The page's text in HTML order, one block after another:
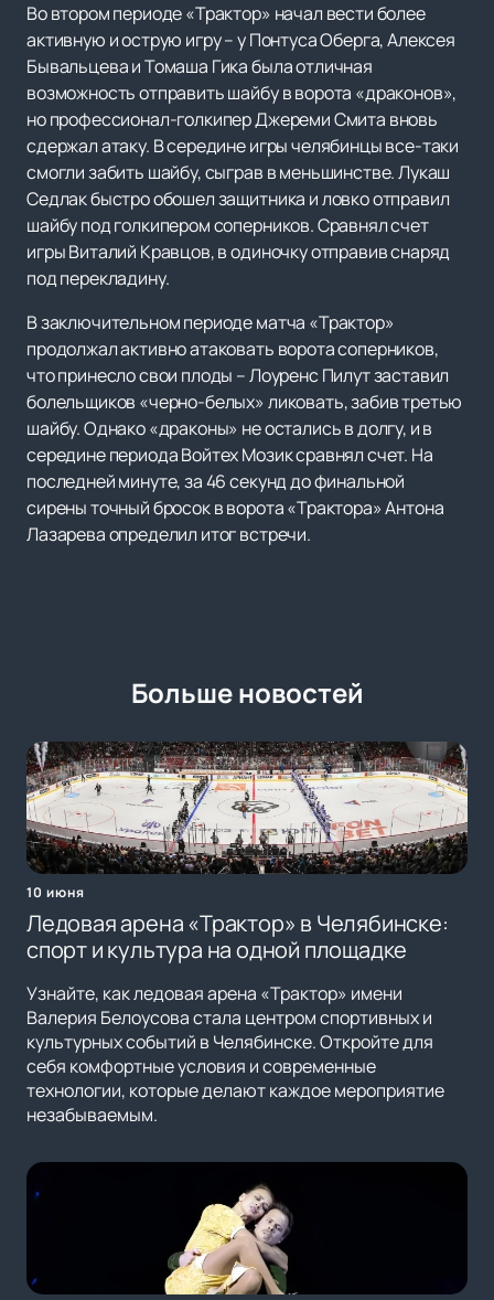
Во втором периоде «Трактор» начал вести более
активную и острую игру – у Понтуса Оберга, Алексея
Бывальцева и Томаша Гика была отличная
возможность отправить шайбу в ворота «драконов»,
но профессионал-голкипер Джереми Смита вновь
сдержал атаку. В середине игры челябинцы все-таки
смогли забить шайбу, сыграв в меньшинстве. Лукаш
Седлак быстро обошел защитника и ловко отправил
шайбу под голкипером соперников. Сравнял счет
игры Виталий Кравцов, в одиночку отправив снаряд
под перекладину.
В заключительном периоде матча «Трактор»
продолжал активно атаковать ворота соперников,
что принесло свои плоды – Лоуренс Пилут заставил
болельщиков «черно-белых» ликовать, забив третью
шайбу. Однако «драконы» не остались в долгу, и в
середине периода Войтех Мозик сравнял счет. На
последней минуте, за 46 секунд до финальной
сирены точный бросок в ворота «Трактора» Антона
Лазарева определил итог встречи.
Больше новостей
10 июня
Ледовая арена «Трактор» в Челябинске:
спорт и культура на одной площадке
Узнайте, как ледовая арена «Трактор» имени
Валерия Белоусова стала центром спортивных и
культурных событий в Челябинске. Откройте для
себя комфортные условия и современные
технологии, которые делают каждое мероприятие
незабываемым.